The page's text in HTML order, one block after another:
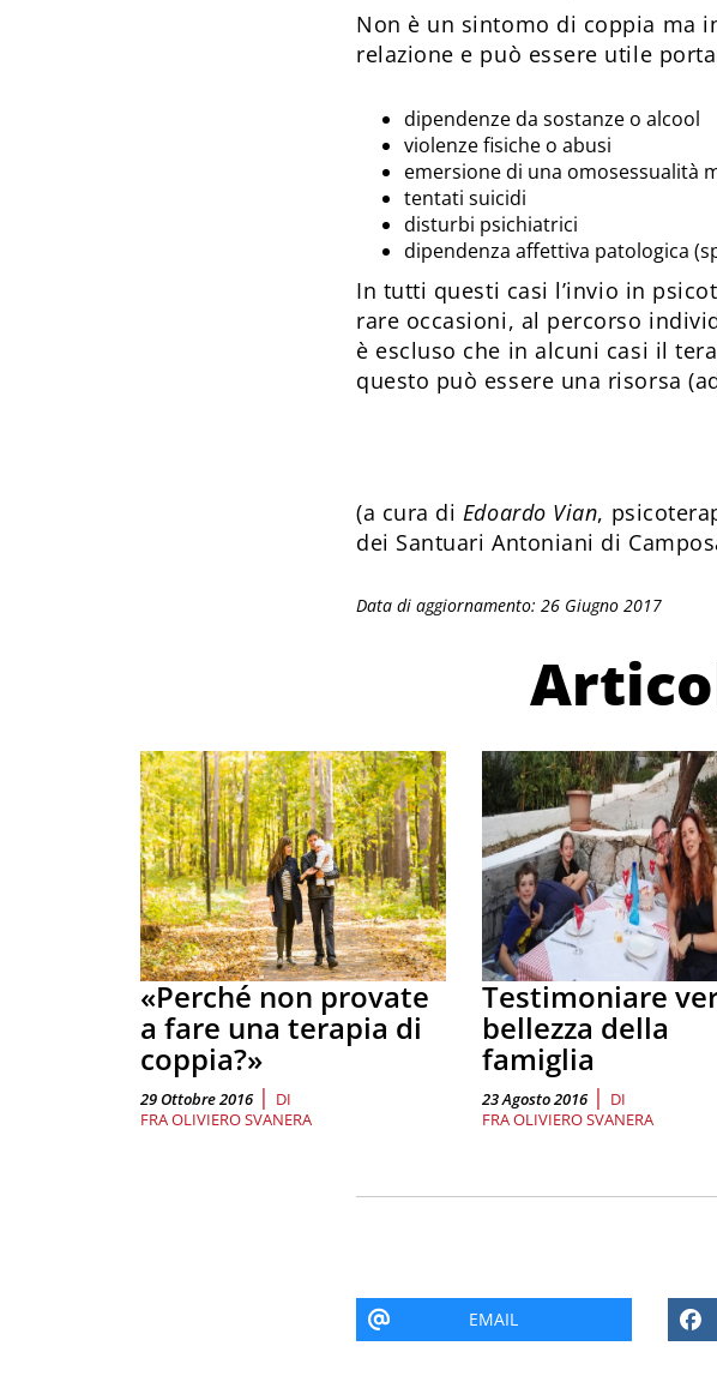
Non è un sintomo di coppia ma
relazione e può essere utile
dipendenze da sostanze o alcool
violenze fisiche o abusi
emersione di una omosessualità
tentati suicidi
disturbi psichiatrici
dipendenza affettiva patologica
In tutti questi casi l’invio in
rare occasioni, al percorso
è escluso che in alcuni casi il
questo può essere una risorsa
(a cura di Edoardo Vian,
dei Santuari Antoniani di
Data di aggiornamento: 26 Giugno 2017
«Perché non provate
a fare una terapia di
coppia?»
29 Ottobre 2016 | DI
FRA OLIVIERO SVANERA
Testimoniare
bellezza della
famiglia
23 Agosto 2016 | DI
FRA OLIVIERO SVANERA
EMAIL